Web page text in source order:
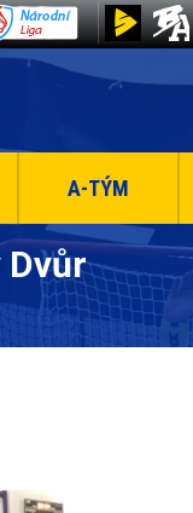
A-TÝM
Dvůr